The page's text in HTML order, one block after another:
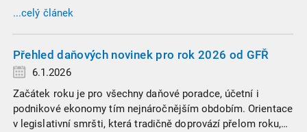
hranice povinnosti přiznání podat, jaké jsou nejčastější
chytáky v soubězích příjmů a na co si dát v roce 2026
...celý článek
Přehled daňových novinek pro rok 2026 od GFŘ
6.1.2026
Začátek roku je pro všechny daňové poradce, účetní i
podnikové ekonomy tím nejnáročnějším obdobím. Orientace
v legislativní smršti, která tradičně doprovází přelom roku,